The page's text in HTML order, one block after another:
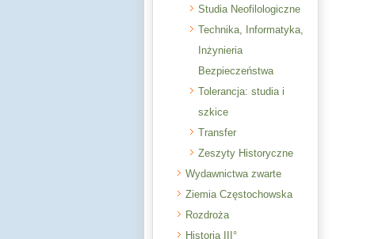
Studia Neofilologiczne
Technika, Informatyka,
Inżynieria
Bezpieczeństwa
Tolerancja: studia i
szkice
Transfer
Zeszyty Historyczne
Wydawnictwa zwarte
Ziemia Częstochowska
Rozdroża
Historia III°